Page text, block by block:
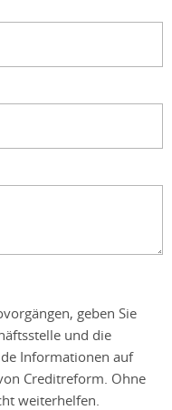
geben Sie
und die
Informationen auf
Creditreform. Ohne
weiterhelfen.